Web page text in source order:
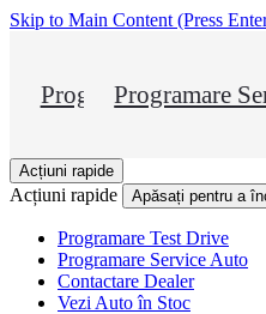
Skip to Main Content (Press
Programare Test
Programare
Acțiuni rapide
Acțiuni rapide Apăsați pentru a
Programare Test Drive
Programare Service Auto
Contactare Dealer
Vezi Auto în Stoc